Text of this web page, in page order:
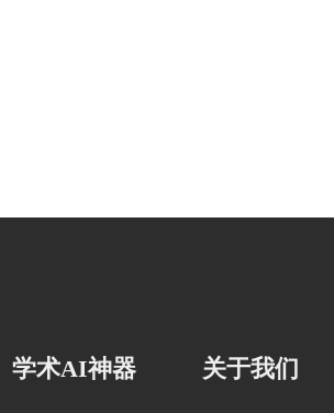
学术AI神器 关于我们